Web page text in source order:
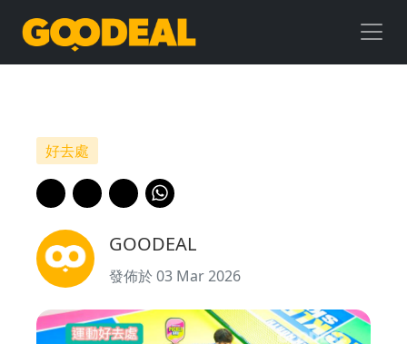
運
動
好去處
GOODEAL
發佈於 03 Mar 2026